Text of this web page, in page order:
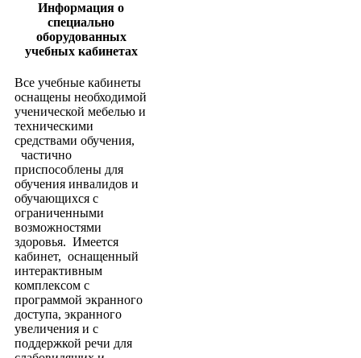
Информация о
специально
оборудованных
учебных кабинетах
Все учебные кабинеты
оснащены необходимой
ученической мебелью и
техническими
средствами обучения,
частично
приспособлены для
обучения инвалидов и
обучающихся с
ограниченными
возможностями
здоровья. Имеется
кабинет, оснащенный
интерактивным
комплексом с
программой экранного
доступа, экранного
увеличения и с
поддержкой речи для